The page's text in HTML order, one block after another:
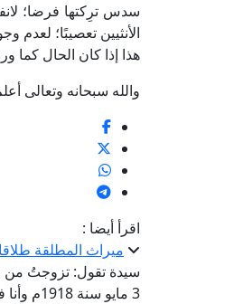
سدس ترِكتها فرضا؛
الأنثيين تعصيبًا؛
هذا إذا كان الحال كما
والله سبحانه وتعالى
اقرأ أيضا :
ميراث المطلقة
3 مايو